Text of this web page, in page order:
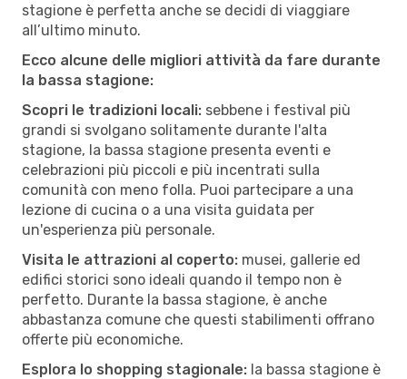
stagione è perfetta anche se decidi di viaggiare
all’ultimo minuto.
Ecco alcune delle migliori attività da fare durante
la bassa stagione:
Scopri le tradizioni locali: sebbene i festival più
grandi si svolgano solitamente durante l'alta
stagione, la bassa stagione presenta eventi e
celebrazioni più piccoli e più incentrati sulla
comunità con meno folla. Puoi partecipare a una
lezione di cucina o a una visita guidata per
un'esperienza più personale.
Visita le attrazioni al coperto: musei, gallerie ed
edifici storici sono ideali quando il tempo non è
perfetto. Durante la bassa stagione, è anche
abbastanza comune che questi stabilimenti offrano
offerte più economiche.
Esplora lo shopping stagionale: la bassa stagione è